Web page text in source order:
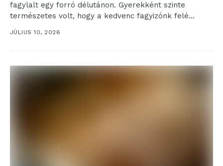
fagylalt egy forró délutánon. Gyerekként szinte
természetes volt, hogy a kedvenc fagyizónk felé...
JÚLIUS 10, 2026